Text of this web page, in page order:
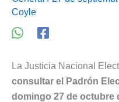
Coyle
La Justicia Nacional
consultar el Padrón
domingo 27 de octubre